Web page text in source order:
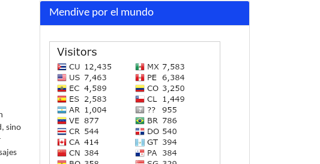
sino
Mendive por el mundo